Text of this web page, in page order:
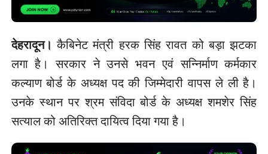
देहरादून। कैबिनेट मंत्री हरक सिंह रावत को बड़ा झटका
लगा है। सरकार ने उनसे भवन एवं सन्निर्माण कर्मकार
कल्याण बोर्ड के अध्यक्ष पद की जिम्मेदारी वापस ले ली है।
उनके स्थान पर श्रम संविदा बोर्ड के अध्यक्ष शमशेर सिंह
सत्याल को अतिरिक्त दायित्व दिया गया है।